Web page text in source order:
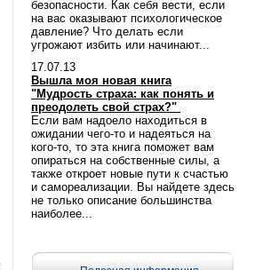
безопасности. Как себя вести, если
на вас оказывают психологическое
давление? Что делать если
угрожают избить или начинают...
17.07.13
Вышла моя новая книга
"Мудрость страха: как понять и
преодолеть свой страх?"
Если вам надоело находиться в
ожидании чего-то и надеяться на
кого-то, то эта книга поможет вам
опираться на собственные силы, а
также откроет новые пути к счастью
и самореализации. Вы найдете здесь
не только описание большинства
наиболее...